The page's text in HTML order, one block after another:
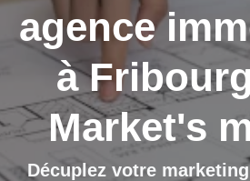
agence
àFribourg
Market's
Décuplez votre